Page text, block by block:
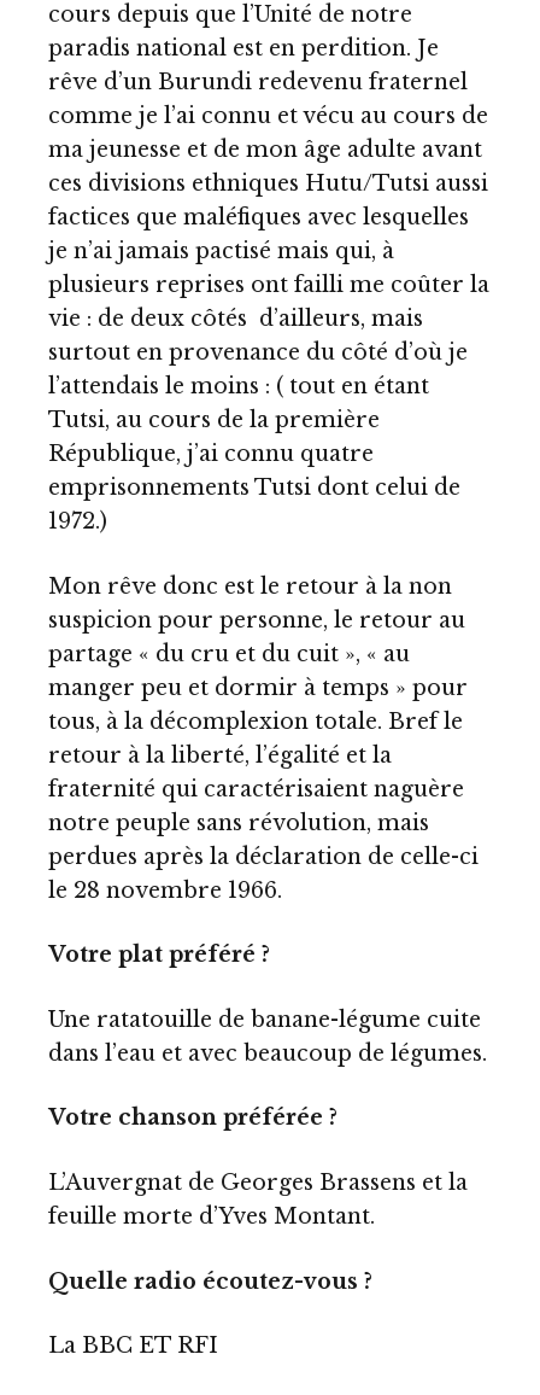
cours depuis que l’Unité de notre
paradis national est en perdition. Je
rêve d’un Burundi redevenu fraternel
comme je l’ai connu et vécu au cours de
ma jeunesse et de mon âge adulte avant
ces divisions ethniques Hutu/Tutsi aussi
factices que maléfiques avec lesquelles
je n’ai jamais pactisé mais qui, à
plusieurs reprises ont failli me coûter la
vie : de deux côtés d’ailleurs, mais
surtout en provenance du côté d’où je
l’attendais le moins : ( tout en étant
Tutsi, au cours de la première
République, j’ai connu quatre
emprisonnements Tutsi dont celui de
1972.)
Mon rêve donc est le retour à la non
suspicion pour personne, le retour au
partage « du cru et du cuit », « au
manger peu et dormir à temps » pour
tous, à la décomplexion totale. Bref le
retour à la liberté, l’égalité et la
fraternité qui caractérisaient naguère
notre peuple sans révolution, mais
perdues après la déclaration de celle-ci
le 28 novembre 1966.
Votre plat préféré ?
Une ratatouille de banane-légume cuite
dans l’eau et avec beaucoup de légumes.
Votre chanson préférée ?
L’Auvergnat de Georges Brassens et la
feuille morte d’Yves Montant.
Quelle radio écoutez-vous ?
La BBC ET RFI